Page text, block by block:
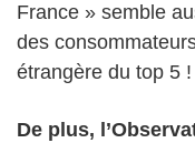
France » semble
des
étrangère du top 5 !
De plus,